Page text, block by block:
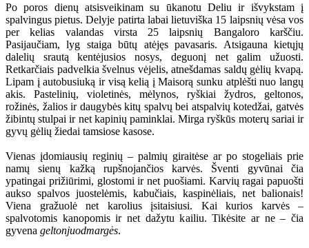
Po poros dienų atsisveikinam su ūkanotu Deliu ir išvykstam į
spalvingus pietus. Delyje patirta labai lietuviška 15 laipsnių vėsa vos
per kelias valandas virsta 25 laipsnių Bangaloro karščiu.
Pasijaučiam, lyg staiga būtų atėjęs pavasaris. Atsigauna kietųjų
dalelių srautą kentėjusios nosys, deguonį net galim užuosti.
Retkarčiais padvelkia švelnus vėjelis, atnešdamas saldų gėlių kvapą.
Lipam į autobusiuką ir visą kelią į Maisorą sunku atplėšti nuo langų
akis. Pastelinių, violetinės, mėlynos, ryškiai žydros, geltonos,
rožinės, žalios ir daugybės kitų spalvų bei atspalvių kotedžai, gatvės
žibintų stulpai ir net kapinių paminklai. Mirga ryškūs moterų sariai ir
gyvų gėlių žiedai tamsiose kasose.
Vienas įdomiausių reginių – palmių giraitėse ar po stogeliais prie
namų sienų kažką rupšnojančios karvės. Šventi gyvūnai čia
ypatingai prižiūrimi, glostomi ir net puošiami. Karvių ragai papuošti
aukso spalvos juostelėmis, kabučiais, kaspinėliais, net balionais!
Viena gražuolė net karolius įsitaisiusi. Kai kurios karvės –
spalvotomis kanopomis ir net dažytu kailiu. Tikėsite ar ne – čia
gyvena geltonjuodmargės.